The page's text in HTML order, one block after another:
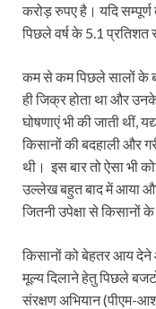
करोड़ रुपए है। यदि सम्पूर्ण
पिछले वर्ष के 5.1 प्रतिशत
कम से कम पिछले सालों के
ही जिक्र होता था और
घोषणाएं भी की जाती थीं,
किसानों की बदहाली और
थी। इस बार तो ऐसा भी
उल्लेख बहुत बाद में आया
जितनी उपेक्षा से किसानों
किसानों को बेहतर आय देने
मूल्य दिलाने हेतु पिछले
संरक्षण अभियान (पीएम-